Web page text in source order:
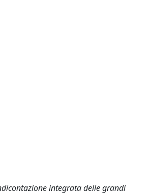
integrata delle grandi